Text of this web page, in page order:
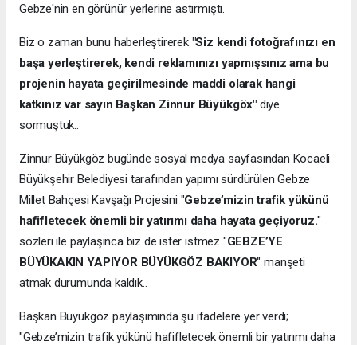
Gebze'nin en görünür yerlerine astırmıştı.
Biz o zaman bunu haberleştirerek "Siz kendi fotoğrafınızı en
başa yerleştirerek, kendi reklamınızı yapmışsınız ama bu
projenin hayata geçirilmesinde maddi olarak hangi
katkınız var sayın Başkan Zinnur Büyükgöx" diye
sormuştuk..
Zinnur Büyükgöz bugünde sosyal medya sayfasından Kocaeli
Büyükşehir Belediyesi tarafından yapımı sürdürülen Gebze
Millet Bahçesi Kavşağı Projesini "Gebze’mizin trafik yükünü
hafifletecek önemli bir yatırımı daha hayata geçiyoruz."
sözleri ile paylaşınca biz de ister istmez "GEBZE’YE
BÜYÜKAKIN YAPIYOR BÜYÜKGÖZ BAKIYOR" manşeti
atmak durumunda kaldık..
Başkan Büyükgöz paylaşımında şu ifadelere yer verdi;
"Gebze’mizin trafik yükünü hafifletecek önemli bir yatırımı daha